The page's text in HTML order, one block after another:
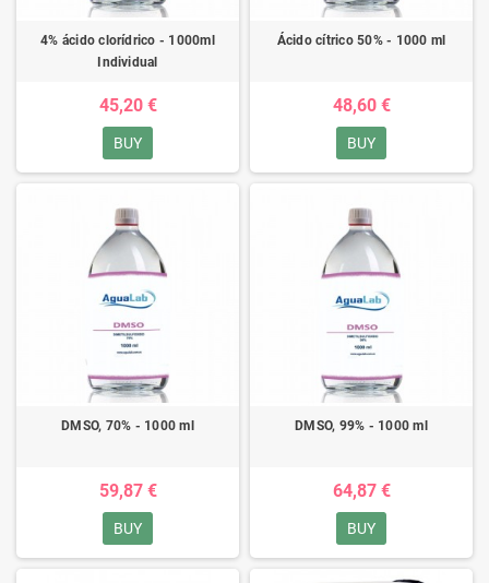
4% ácido clorídrico - 1000ml
Individual
45,20 €
BUY
Ácido cítrico 50% - 1000 ml
48,60 €
BUY
DMSO, 70% - 1000 ml
59,87 €
BUY
DMSO, 99% - 1000 ml
64,87 €
BUY